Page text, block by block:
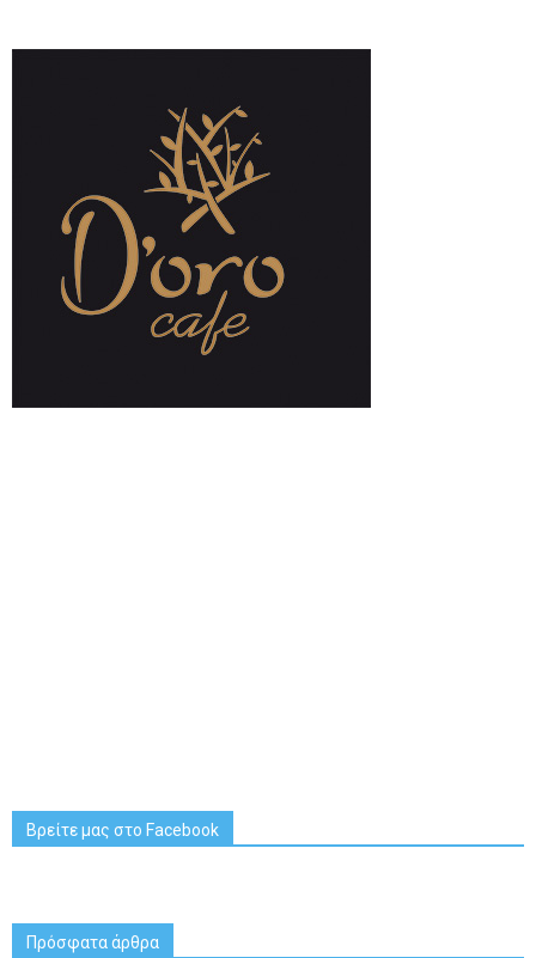
Βρείτε μας στο Facebook
Πρόσφατα άρθρα